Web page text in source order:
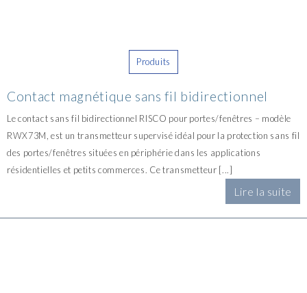
Produits
Contact magnétique sans fil bidirectionnel
Le contact sans fil bidirectionnel RISCO pour portes/fenêtres – modèle
RWX73M, est un transmetteur supervisé idéal pour la protection sans fil
des portes/fenêtres situées en périphérie dans les applications
résidentielles et petits commerces. Ce transmetteur [...]
Lire la suite